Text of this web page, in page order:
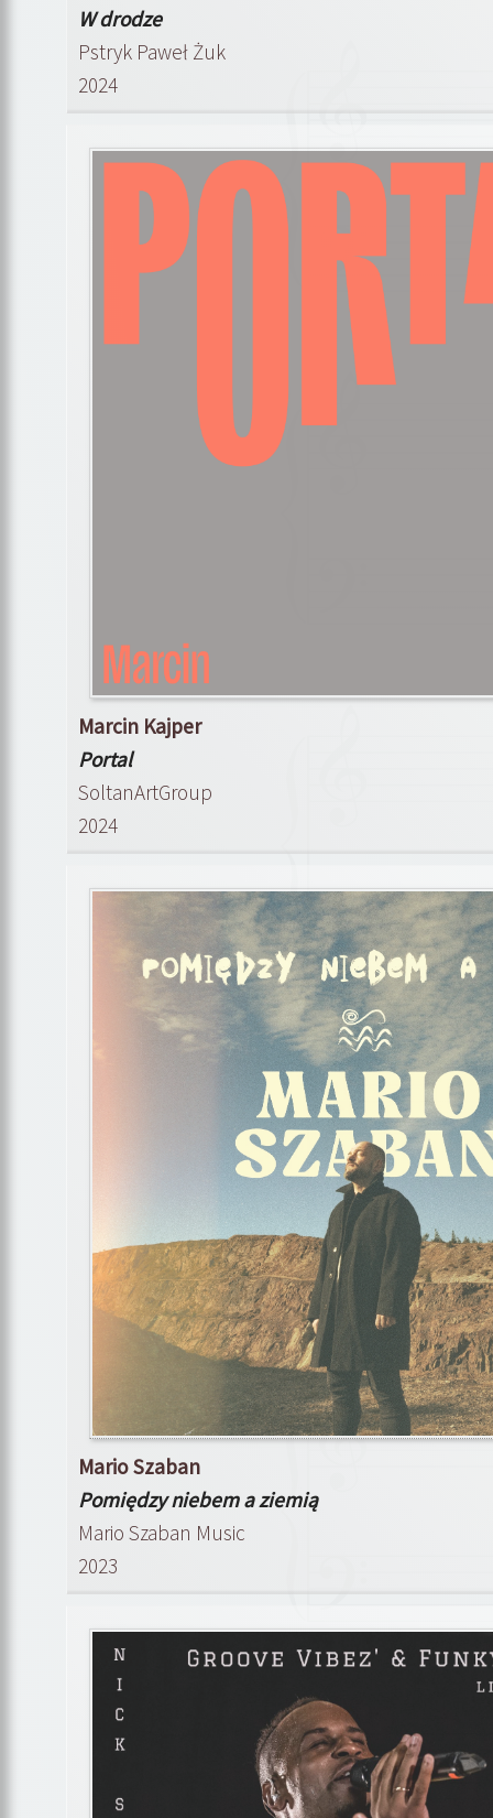
W drodze
Pstryk Paweł Żuk
2024
Marcin Kajper
Portal
SoltanArtGroup
2024
Mario Szaban
Pomiędzy niebem a ziemią
Mario Szaban Music
2023